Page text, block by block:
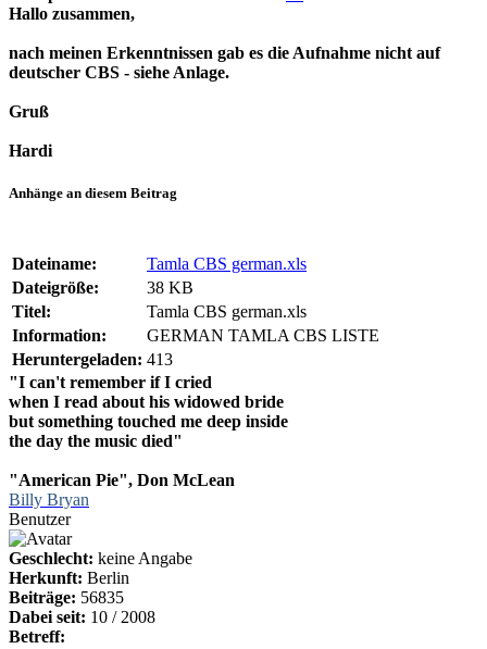
Hallo zusammen,
nach meinen Erkenntnissen gab es die Aufnahme nicht auf
deutscher CBS - siehe Anlage.
Gruß
Hardi
Anhänge an diesem Beitrag
Dateiname:
Tamla CBS german.xls
Dateigröße:
38 KB
Titel:
Tamla CBS german.xls
Information:
GERMAN TAMLA CBS LISTE
Heruntergeladen: 413
"I can't remember if I cried
when I read about his widowed bride
but something touched me deep inside
the day the music died"
"American Pie", Don McLean
Billy Bryan
Benutzer
Geschlecht: keine Angabe
Herkunft: Berlin
Beiträge: 56835
Dabei seit: 10 / 2008
Betreff: